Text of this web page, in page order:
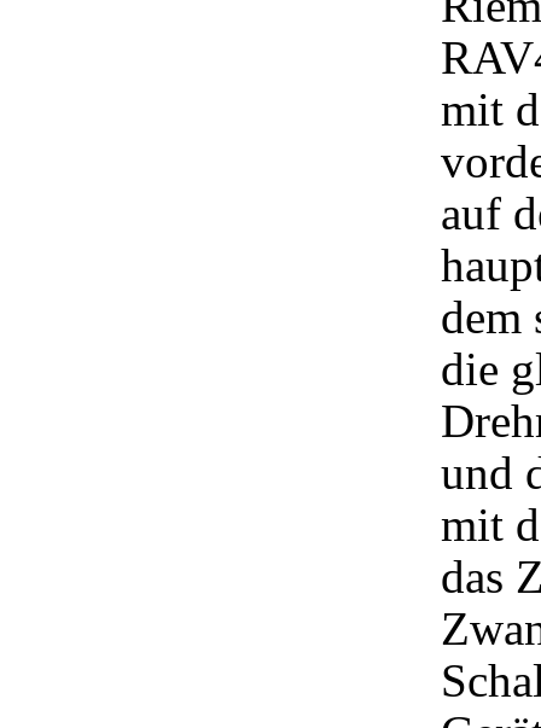
mit
auf
dem
die
und
mit
das